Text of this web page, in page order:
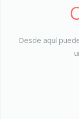
Desde aquí